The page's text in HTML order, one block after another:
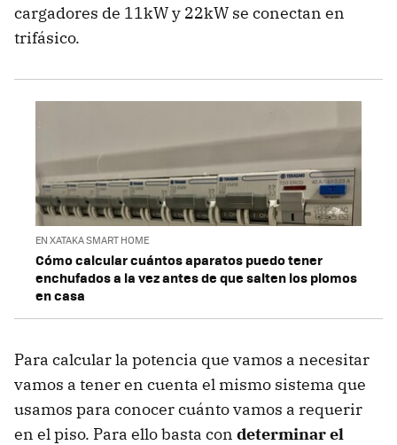
cargadores de 11kW y 22kW se conectan en
trifásico.
EN XATAKA SMART HOME
Cómo calcular cuántos aparatos puedo tener
enchufados a la vez antes de que salten los plomos
en casa
Para calcular la potencia que vamos a necesitar
vamos a tener en cuenta el mismo sistema que
usamos para conocer cuánto vamos a requerir
en el piso. Para ello basta con determinar el